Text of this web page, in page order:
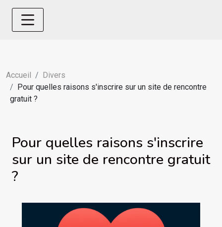
Accueil
Divers
Pour quelles raisons s'inscrire sur un site de rencontre
gratuit ?
Pour quelles raisons s'inscrire
sur un site de rencontre gratuit
?